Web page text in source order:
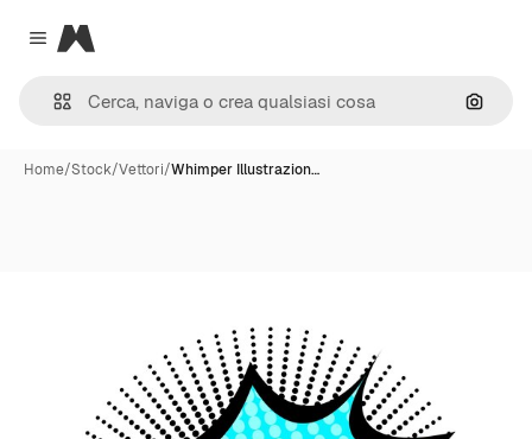
Close menu
Magnific
Cerca
Home/Stock/Vettori/Whimper Illustrazion…